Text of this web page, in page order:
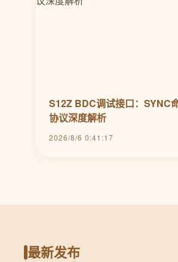
S12Z BDC调试接口：SYNC
协议深度解析
2026/8/6 0:41:17
最新发布